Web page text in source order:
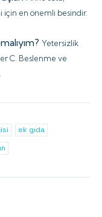
için en önemli besindir.
Yetersizlik
C. Beslenme ve
ek gıda